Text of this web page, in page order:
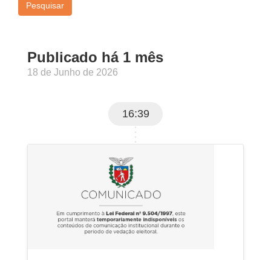
Pesquisar
Publicado há 1 mês
18 de Junho de 2026
16:39